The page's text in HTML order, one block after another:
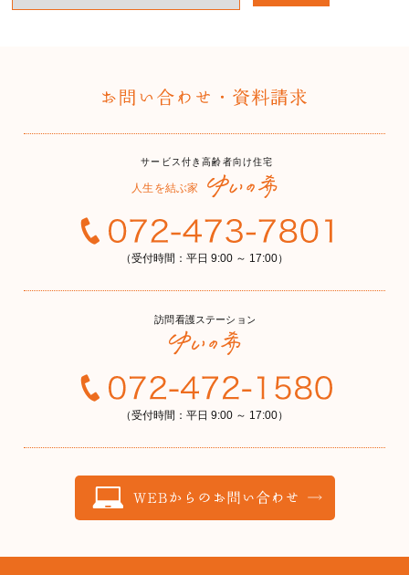
（受付時間：平日 9:00 ～ 17:00）
（受付時間：平日 9:00 ～ 17:00）